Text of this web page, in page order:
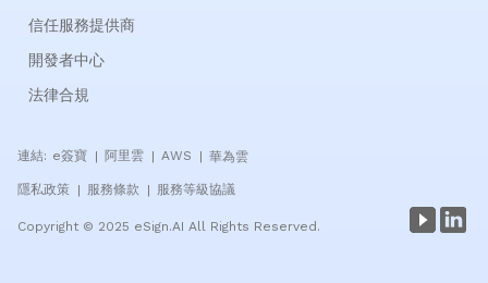
信任服務提供商
開發者中心
法律合規
連結: e簽寶 阿里雲 AWS 華為雲
隱私政策 | 服務條款 | 服務等級協議
Copyright © 2025 eSign.AI All Rights Reserved.